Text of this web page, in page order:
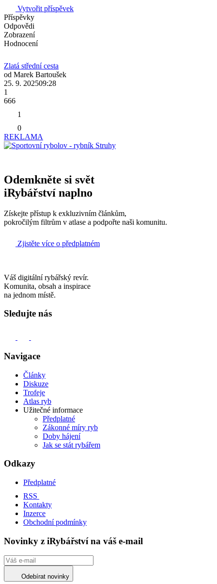
Vytvořit příspěvek
Příspěvky
Odpovědi
Zobrazení
Hodnocení
Zlatá střední cesta
od Marek Bartoušek
25. 9. 202509:28
1
666
1
0
REKLAMA
Odemkněte si svět
iRybářství naplno
Získejte přístup k exkluzivním článkům,
pokročilým filtrům v atlase a podpořte naši komunitu.
Zjistěte více o předplatném
Váš digitální rybářský revír.
Komunita, obsah a inspirace
na jednom místě.
Sledujte nás
Navigace
Články
Diskuze
Trofeje
Atlas ryb
Užitečné informace
Předplatné
Zákonné míry ryb
Doby hájení
Jak se stát rybářem
Odkazy
Předplatné
RSS
Kontakty
Inzerce
Obchodní podmínky
Novinky z iRybářství na váš e-mail
Odebírat novinky